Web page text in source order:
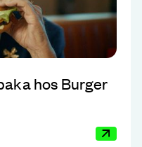
hos Burger